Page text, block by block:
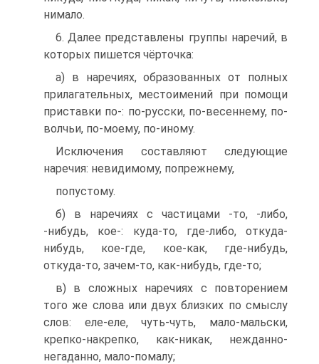
нимало.
6. Далее представлены группы наречий, в
которых пишется чёрточка:
а) в наречиях, образованных от полных
прилагательных, местоимений при помощи
приставки по-: по-русски, по-весеннему, по-
волчьи, по-моему, по-иному.
Исключения составляют следующие
наречия: невидимому, попрежнему,
попустому.
б) в наречиях с частицами -то, -либо,
-нибудь, кое-: куда-то, где-либо, откуда-
нибудь, кое-где, кое-как, где-нибудь,
откуда-то, зачем-то, как-нибудь, где-то;
в) в сложных наречиях с повторением
того же слова или двух близких по смыслу
слов: еле-еле, чуть-чуть, мало-мальски,
крепко-накрепко, как-никак, нежданно-
негаданно, мало-помалу;